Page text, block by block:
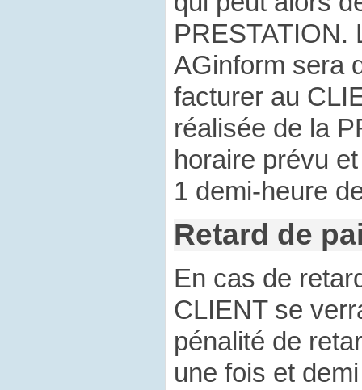
PRESTATION.
AGinform sera
facturer au
réalisée de la
horaire prévu
1 demi-heure
Retard de
En cas de
CLIENT se
pénalité de
une fois et